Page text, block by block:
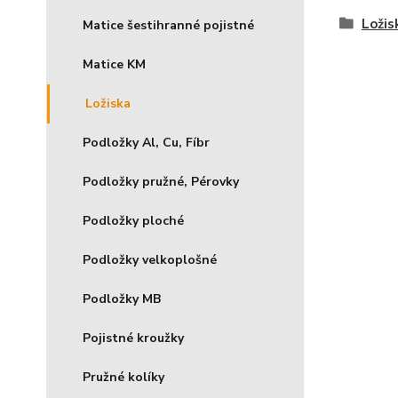
Matice šestihranné pojistné
Matice KM
Ložiska
Podložky Al, Cu, Fíbr
Podložky pružné, Pérovky
Podložky ploché
Podložky velkoplošné
Podložky MB
Pojistné kroužky
Pružné kolíky